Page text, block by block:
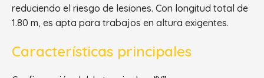
reduciendo el riesgo de lesiones. Con longitud total de
1.80 m, es apta para trabajos en altura exigentes.
Características principales